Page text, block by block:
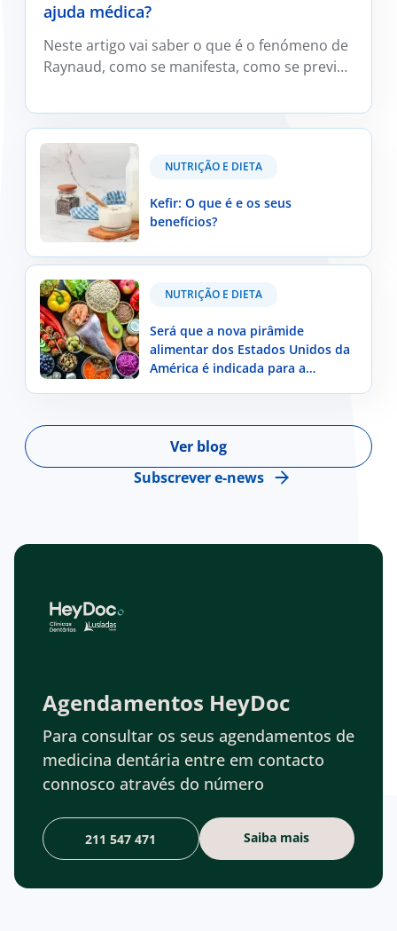
ajuda médica?
Neste artigo vai saber o que é o fenómeno de
Raynaud, como se manifesta, como se previne
por um médico reumatologista.
NUTRIÇÃO E DIETA
Kefir: O que é e os seus
benefícios?
Kefir: O que é e os seus benefícios?
NUTRIÇÃO E DIETA
Será que a nova pirâmide
alimentar dos Estados Unidos da
América é indicada para a
Será que a nova pirâmide alimentar dos Estados
Unidos da América é indicada para a população
portuguesa?
Subscrever e-news
Ver blog
Agendamentos HeyDoc
Para consultar os seus agendamentos de
medicina dentária entre em contacto
connosco através do número
211 547 471 Saiba mais